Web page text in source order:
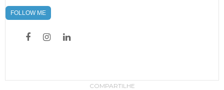
FOLLOW ME
COMPARTILHE